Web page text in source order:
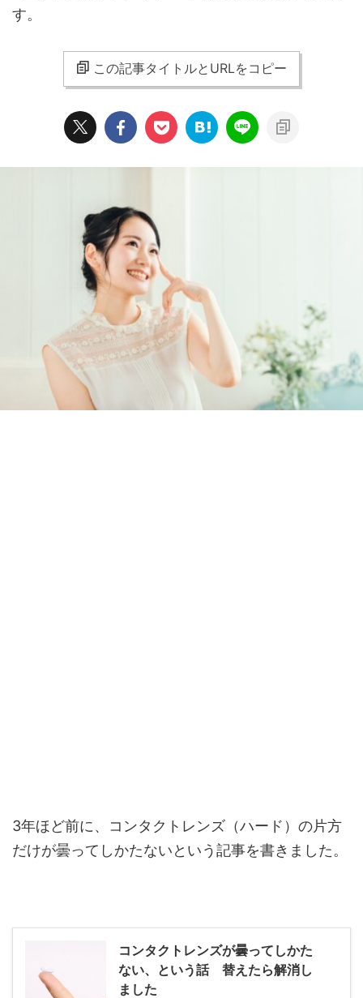
す。
この記事タイトルとURLをコピー
3年ほど前に、コンタクトレンズ（ハード）の片方
だけが曇ってしかたないという記事を書きました。
コンタクトレンズが曇ってしかた
ない、という話 替えたら解消し
ました